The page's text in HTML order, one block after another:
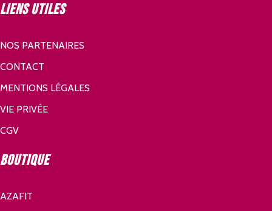
Liens utiles
NOS PARTENAIRES
CONTACT
MENTIONS LÉGALES
VIE PRIVÉE
CGV
Boutique
AZAFIT